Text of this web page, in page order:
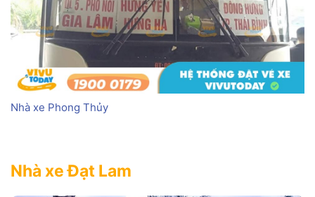
Nhà xe Đạt Lam
Nhà xe Phong Thủy